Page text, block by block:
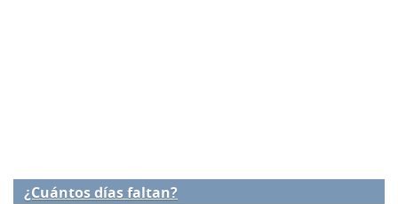
¿Cuántos días faltan?